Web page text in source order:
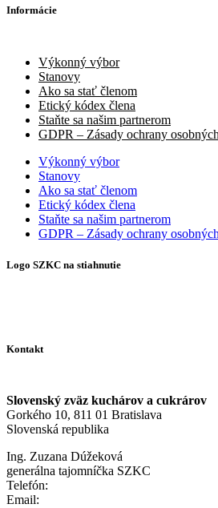
Informácie
Výkonný výbor
Stanovy
Ako sa stať členom
Etický kódex člena
Staňte sa našim partnerom
GDPR – Zásady ochrany
Výkonný výbor
Stanovy
Ako sa stať členom
Etický kódex člena
Staňte sa našim partnerom
GDPR – Zásady ochrany
Logo SZKC na stiahnutie
Kontakt
Slovenský zväz kuchárov a cukrárov
Gorkého 10, 811 01 Bratislava
Slovenská republika
Ing. Zuzana Dúžeková
generálna tajomníčka SZKC
Telefón:
Email: